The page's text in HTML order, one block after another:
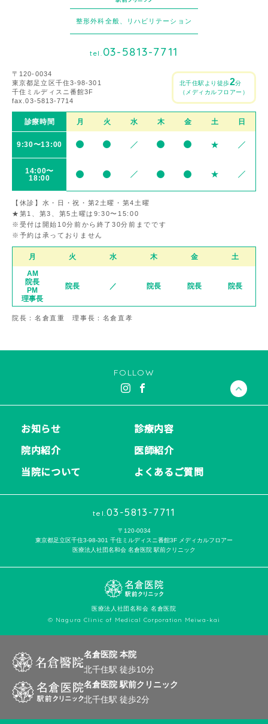
整形外科全般、リハビリテーション
tel. 03-5813-7711
〒120-0034
東京都足立区千住3-98-301
千住ミルディスニ番館3F
fax.03-5813-7714
北千住駅より徒歩2分
（メディカルフロアー）
診療時間 月 火 水 木 金 土 日
9:30〜13:00
14:00〜
18:00
【休診】水・日・祝・第2土曜・第4土曜
★第1、第3、第5土曜は9:30〜15:00
※受付は開始10分前から終了30分前までです
※予約は承っておりません
月 火 水 木 金
土
AM
院長
PM
理事長
院長 ／ 院長 院長 院長
院長：名倉直重 理事長：名倉直孝
FOLLOW
お知らせ
診療内容
院内紹介
医師紹介
当院について
よくあるご質問
〒120-0034
東京都足立区千住3-98-301 千住ミルディスニ番館3F メディカルフロアー
医療法人社団名和会 名倉医院 駅前クリニック
tel. 03-5813-7711
医療法人社団名和会 名倉医院
© Nagura Clinic of Medical Corporation Meiwa-kai
名倉医院 本院
北千住駅 徒歩10分
名倉医院 駅前クリニック
北千住駅 徒歩2分